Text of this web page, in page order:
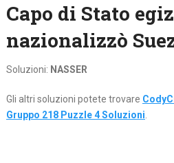
Capo di Stato
nazionalizzò
Soluzioni: NASSER
Gli altri soluzioni potete trovare
Gruppo 218 Puzzle 4 Soluzioni.